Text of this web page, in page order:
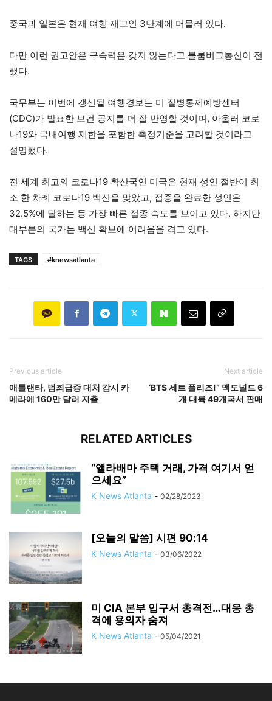
중국과 일본은 현재 여행 재고인 3단계에 머물러 있다.
다만 이런 권고안은 구속력은 갖지 않는다고 블룸버그통신이 전
했다.
국무부는 이번에 갱신될 여행경보는 미 질병통제예방센터
(CDC)가 발표한 보건 공지를 더 잘 반영할 것이며, 아울러 코로
나19와 국내여행 제한을 포함한 측정기준을 고려할 것이라고
설명했다.
전 세계 최고의 코로나19 확산국인 미국은 현재 성인 절반이 최
소 한 차례 코로나19 백신을 맞았고, 접종을 완료한 성인은
32.5%에 달하는 등 가장 빠른 접종 속도를 보이고 있다. 하지만
대부분의 국가는 백신 확보에 어려움을 겪고 있다.
TAGS #knewsatlanta
Previous article
애틀랜타, 범죄급증 대처 감시 카
메라에 160만 달러 지출
Next article
‘BTS 세트 플리즈!” 맥도널드 6
개 대륙 49개국서 판매
RELATED ARTICLES
“앨라배마 주택 거래, 가격 여기서 얻
으세요”
K News Atlanta - 02/28/2023
[오늘의 말씀] 시편 90:14
K News Atlanta - 03/06/2022
미 CIA 본부 입구서 총격전…대응 총
격에 용의자 숨져
K News Atlanta - 05/04/2021